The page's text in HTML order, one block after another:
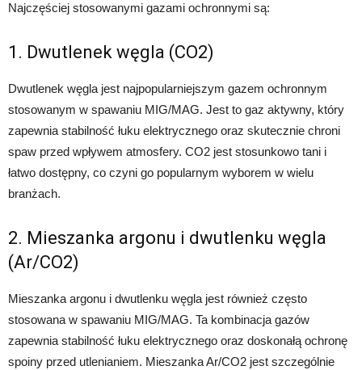
Najczęściej stosowanymi gazami ochronnymi są:
1. Dwutlenek węgla (CO2)
Dwutlenek węgla jest najpopularniejszym gazem ochronnym
stosowanym w spawaniu MIG/MAG. Jest to gaz aktywny, który
zapewnia stabilność łuku elektrycznego oraz skutecznie chroni
spaw przed wpływem atmosfery. CO2 jest stosunkowo tani i
łatwo dostępny, co czyni go popularnym wyborem w wielu
branżach.
2. Mieszanka argonu i dwutlenku węgla
(Ar/CO2)
Mieszanka argonu i dwutlenku węgla jest również często
stosowana w spawaniu MIG/MAG. Ta kombinacja gazów
zapewnia stabilność łuku elektrycznego oraz doskonałą ochronę
spoiny przed utlenianiem. Mieszanka Ar/CO2 jest szczególnie